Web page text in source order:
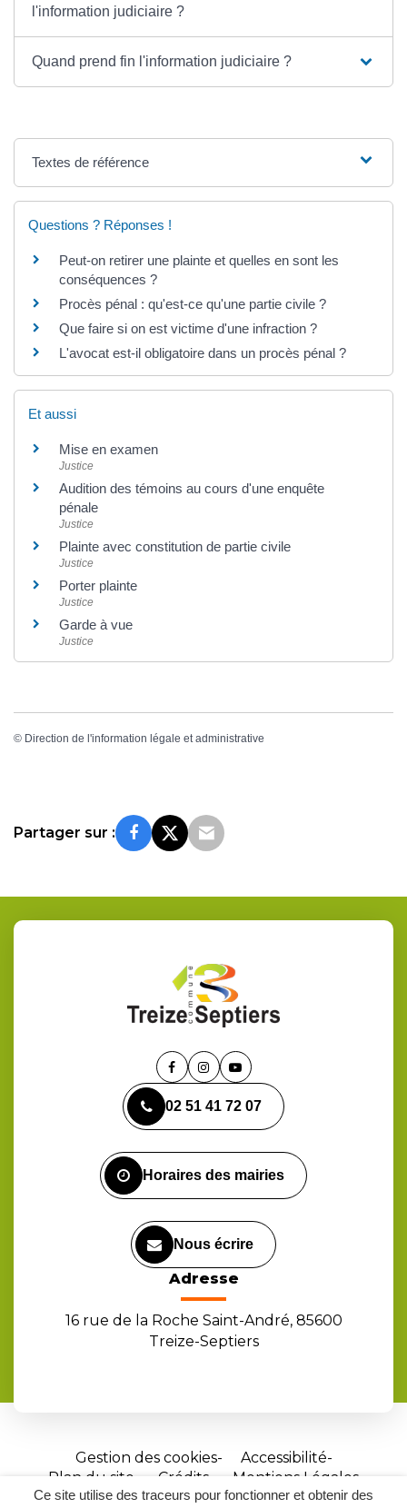
Ce site utilise des traceurs pour fonctionner et obtenir des
l'information judiciaire ?
Quand prend fin l'information judiciaire ?
Textes de référence
Questions ? Réponses !
Peut-on retirer une plainte et quelles en sont les
conséquences ?
Procès pénal : qu'est-ce qu'une partie civile ?
Que faire si on est victime d'une infraction ?
L'avocat est-il obligatoire dans un procès pénal ?
Et aussi
Mise en examen
Justice
Audition des témoins au cours d'une enquête
pénale
Justice
Plainte avec constitution de partie civile
Justice
Porter plainte
Justice
Garde à vue
Justice
© Direction de l'information légale et administrative
Partager sur :
Lien
le
compte
Lien
le
compte
Lien
la
chaîne
02 51 41 72 07
Horaires des mairies
Nous écrire
Adresse
16 rue de la Roche Saint-André, 85600
Treize-Septiers
Gestion des cookies
Accessibilité
Plan du site
Crédits
Mentions Légales